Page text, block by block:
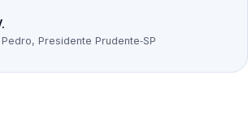
Presidente Prudente‑SP